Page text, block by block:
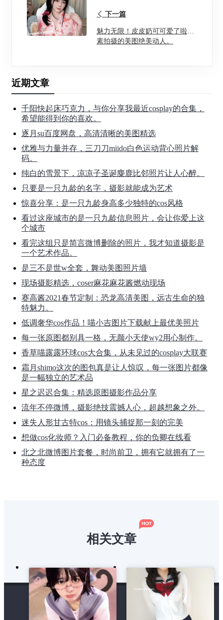
下一篇
魅力无限！皮皮奶可可爱了啦元
素拍摄的美图绝美动人。
近期文章
千阳快起床巧克力，与你分享我最近cosplay的合集，
希望能得到你的喜欢。
逐月su百度网盘，高清清晰的美图精选
优雅与力量并存，三刀刀miido白色运动背心照片解
码。
纯白的雪景下，凉凉子圣诞麋鹿比邻照片让人心醉。
只要是一只九龄的名字，摄影就能成为艺术
惊喜分享：是一只九龄身高多少独特的cos风格
看过这座城市的是一只九龄信息照片，会让你爱上这
个城市
看完这组只是简言微博删除的照片，我才知道摄影是
一个艺术作品。
是三不是世w全套，舞动美图照片墙
现场摄影精选，coser麻花麻花酱燃动现场
赛高酱2021春节定制：恐龙高清美图，远古生命的独
特魅力。
低调奢华cos作品！喵小吉图片下载献上最优美照片
每一张原图都别具一格，无颜小天使wy2用心制作。
香草喵露露环球cos大合集，从未见过的cosplay大联赛
霜月shimo这次的图包真是让人惊叹，每一张图片都像
是一幅独立的艺术品
星之迟迟合集：精选原图摄影作品分享
流年不停微博，摄影绝技震撼人心，超越想象之外。
迷失人形甘古特cos：用镜头捕捉那一刻的完美
想做cos化妆师？入门必备教程，你的负卿在线看
北之北微博图片套餐，时尚前卫，拥有它就拥有了一
种态度
相关文章